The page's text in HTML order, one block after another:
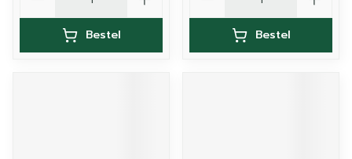
Bestel Bestel